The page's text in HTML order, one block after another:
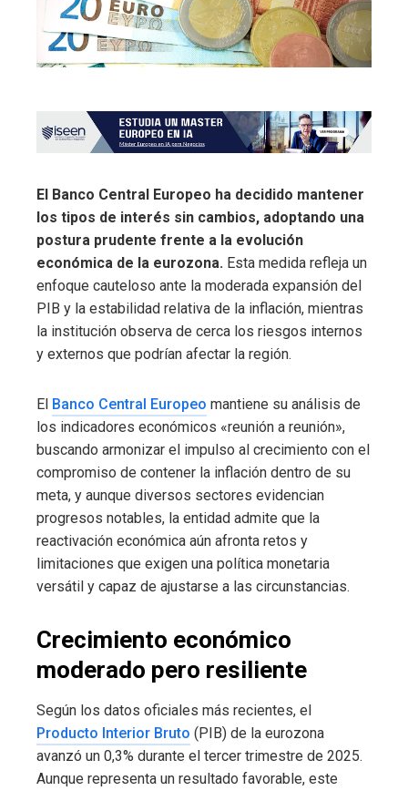
El Banco Central Europeo ha decidido mantener
los tipos de interés sin cambios, adoptando una
postura prudente frente a la evolución
económica de la eurozona. Esta medida refleja un
enfoque cauteloso ante la moderada expansión del
PIB y la estabilidad relativa de la inflación, mientras
la institución observa de cerca los riesgos internos
y externos que podrían afectar la región.
El Banco Central Europeo mantiene su análisis de
los indicadores económicos «reunión a reunión»,
buscando armonizar el impulso al crecimiento con el
compromiso de contener la inflación dentro de su
meta, y aunque diversos sectores evidencian
progresos notables, la entidad admite que la
reactivación económica aún afronta retos y
limitaciones que exigen una política monetaria
versátil y capaz de ajustarse a las circunstancias.
Crecimiento económico
moderado pero resiliente
Según los datos oficiales más recientes, el
Producto Interior Bruto (PIB) de la eurozona
avanzó un 0,3% durante el tercer trimestre de 2025.
Aunque representa un resultado favorable, este